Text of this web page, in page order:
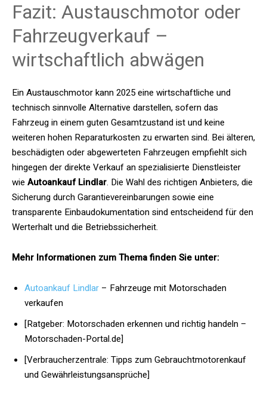
Fazit: Austauschmotor oder
Fahrzeugverkauf –
wirtschaftlich abwägen
Ein Austauschmotor kann 2025 eine wirtschaftliche und
technisch sinnvolle Alternative darstellen, sofern das
Fahrzeug in einem guten Gesamtzustand ist und keine
weiteren hohen Reparaturkosten zu erwarten sind. Bei älteren,
beschädigten oder abgewerteten Fahrzeugen empfiehlt sich
hingegen der direkte Verkauf an spezialisierte Dienstleister
wie Autoankauf Lindlar. Die Wahl des richtigen Anbieters, die
Sicherung durch Garantievereinbarungen sowie eine
transparente Einbaudokumentation sind entscheidend für den
Werterhalt und die Betriebssicherheit.
Mehr Informationen zum Thema finden Sie unter:
Autoankauf Lindlar – Fahrzeuge mit Motorschaden
verkaufen
[Ratgeber: Motorschaden erkennen und richtig handeln –
Motorschaden-Portal.de]
[Verbraucherzentrale: Tipps zum Gebrauchtmotorenkauf
und Gewährleistungsansprüche]